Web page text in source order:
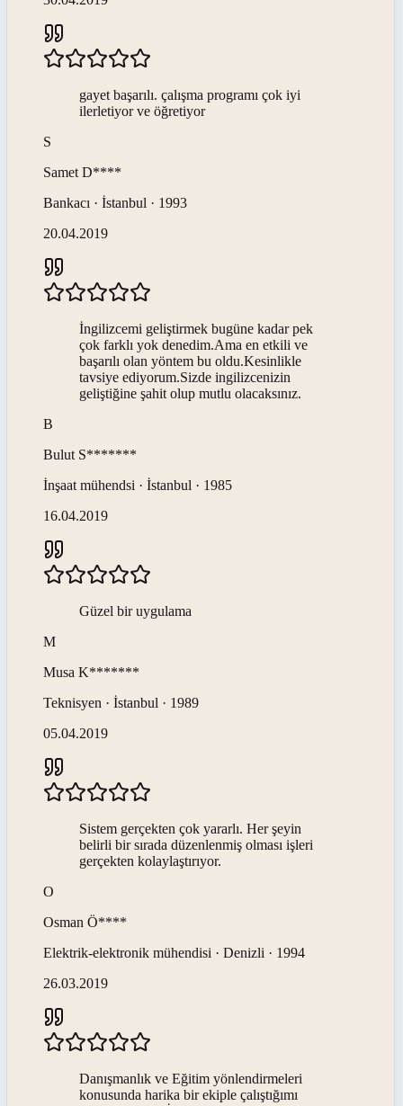
gayet başarılı. çalışma programı çok iyi
ilerletiyor ve öğretiyor
S
Samet D****
Bankacı · İstanbul · 1993
20.04.2019
İngilizcemi geliştirmek bugüne kadar pek
çok farklı yok denedim.Ama en etkili ve
başarılı olan yöntem bu oldu.Kesinlikle
tavsiye ediyorum.Sizde ingilizcenizin
geliştiğine şahit olup mutlu olacaksınız.
B
Bulut S*******
İnşaat mühendsi · İstanbul · 1985
16.04.2019
Güzel bir uygulama
M
Musa K*******
Teknisyen · İstanbul · 1989
05.04.2019
Sistem gerçekten çok yararlı. Her şeyin
belirli bir sırada düzenlenmiş olması işleri
gerçekten kolaylaştırıyor.
O
Osman Ö****
Elektrik-elektronik mühendisi · Denizli · 1994
26.03.2019
Danışmanlık ve Eğitim yönlendirmeleri
konusunda harika bir ekiple çalıştığımı